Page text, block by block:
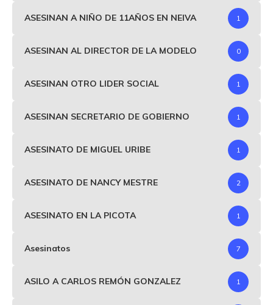
ASESINAN A NIÑO DE 11AÑOS EN NEIVA 1
ASESINAN AL DIRECTOR DE LA MODELO 0
ASESINAN OTRO LIDER SOCIAL 1
ASESINAN SECRETARIO DE GOBIERNO 1
ASESINATO DE MIGUEL URIBE 1
ASESINATO DE NANCY MESTRE 2
ASESINATO EN LA PICOTA 1
Asesinatos 7
ASILO A CARLOS REMÓN GONZALEZ 1